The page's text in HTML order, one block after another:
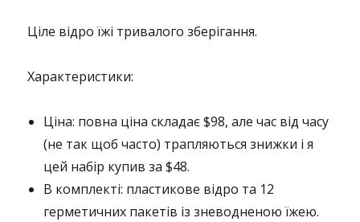
Ціле відро їжі тривалого зберігання.
Характеристики:
Ціна: повна ціна складає $98, але час від часу
(не так щоб часто) трапляються знижки і я
цей набір купив за $48.
В комплекті: пластикове відро та 12
герметичних пакетів із зневодненою їжею.